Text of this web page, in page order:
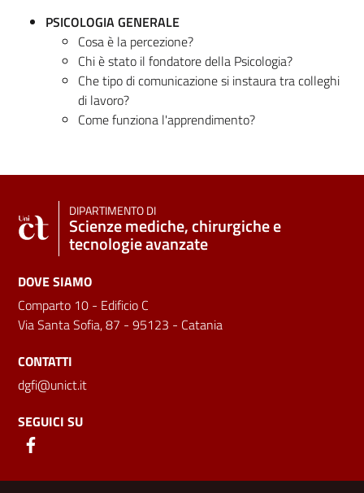
PSICOLOGIA GENERALE
Cosa è la percezione?
Chi è stato il fondatore della Psicologia?
Che tipo di comunicazione si instaura tra colleghi
di lavoro?
Come funziona l'apprendimento?
DIPARTIMENTO DI
Scienze mediche, chirurgiche e
tecnologie avanzate
DOVE SIAMO
Comparto 10 - Edificio C
Via Santa Sofia, 87 - 95123 - Catania
CONTATTI
dgfi@unict.it
SEGUICI SU